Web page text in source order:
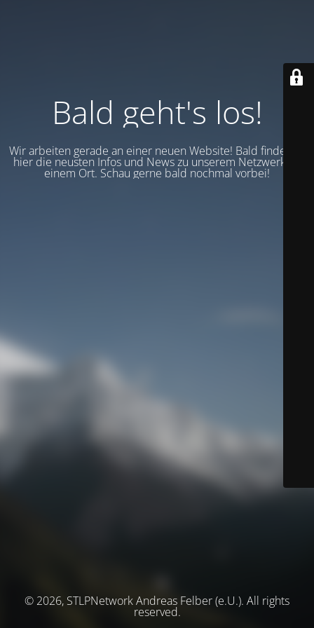
Bald geht's los!
Wir arbeiten gerade an einer neuen Website! Bald findest du
hier die neusten Infos und News zu unserem Netzwerk an
einem Ort. Schau gerne bald nochmal vorbei!
© 2026, STLPNetwork Andreas Felber (e.U.). All rights
reserved.